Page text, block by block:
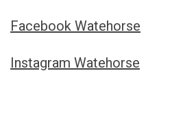
Facebook Watehorse
Instagram Watehorse